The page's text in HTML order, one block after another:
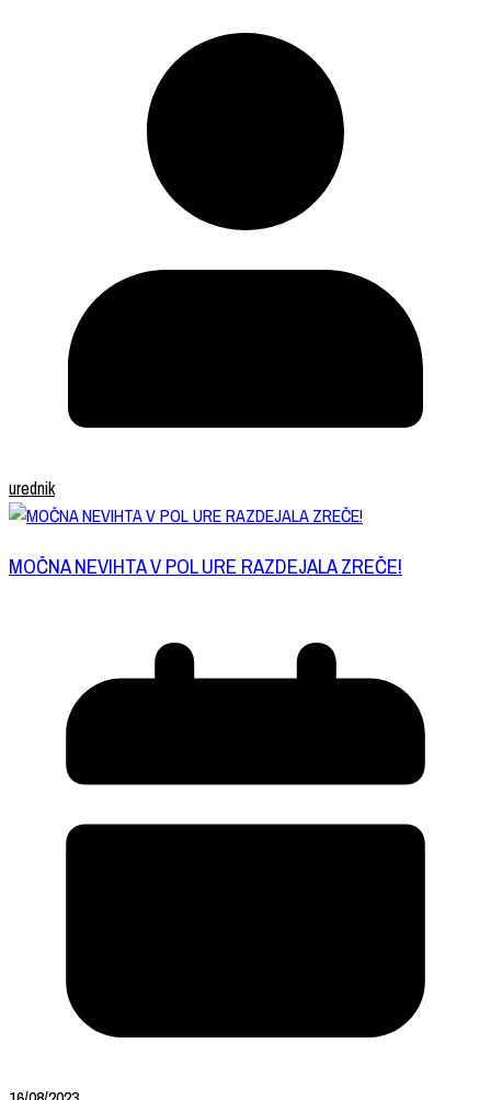
urednik
MOČNA NEVIHTA V POL URE RAZDEJALA ZREČE!